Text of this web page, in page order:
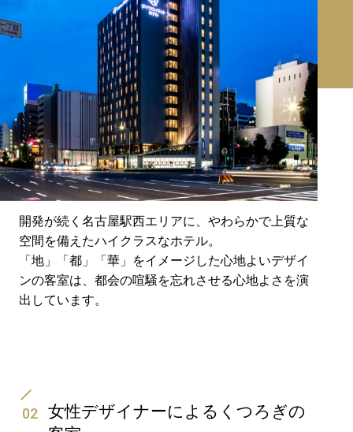
開発が続く名古屋駅西エリアに、やわらかで上質な
空間を備えたハイクラスなホテル。
「地」「都」「華」をイメージした心地よいデザイ
ンの客室は、都会の喧騒を忘れさせる心地よさを演
出しています。
02
女性デザイナーによるくつろぎの